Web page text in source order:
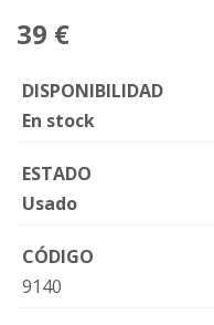
39 €
DISPONIBILIDAD
En stock
ESTADO
Usado
CÓDIGO
9140